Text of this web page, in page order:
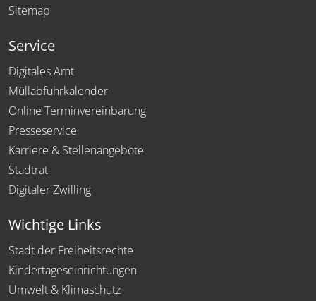
Sitemap
Service
Digitales Amt
Müllabfuhrkalender
Online Terminvereinbarung
Presseservice
Karriere & Stellenangebote
Stadtrat
Digitaler Zwilling
Wichtige Links
Stadt der Freiheitsrechte
Kindertageseinrichtungen
Umwelt & Klimaschutz